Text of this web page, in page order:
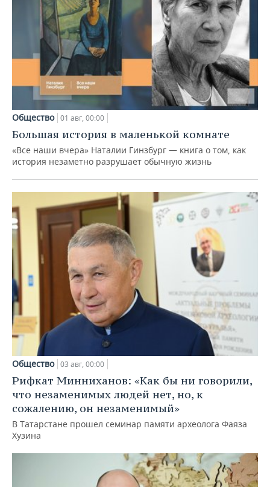
Общество 01 авг, 00:00
Большая история в маленькой комнате
«Все наши вчера» Наталии Гинзбург — книга о том, как
история незаметно разрушает обычную жизнь
Общество 03 авг, 00:00
Рифкат Минниханов: «Как бы ни говорили,
что незаменимых людей нет, но, к
сожалению, он незаменимый»
В Татарстане прошел семинар памяти археолога Фаяза
Хузина